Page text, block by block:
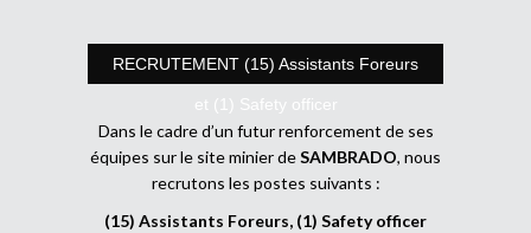
RECRUTEMENT (15) Assistants Foreurs
et (1) Safety officer
Dans le cadre d’un futur renforcement de ses
équipes sur le site minier deSAMBRADO, nous
recrutons les postes suivants :
(15) Assistants Foreurs, (1) Safety officer